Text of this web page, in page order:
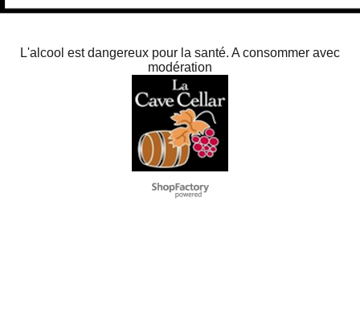
L'alcool est dangereux pour la santé. A consommer avec
modération
To create online store
ShopFactory eCommerce